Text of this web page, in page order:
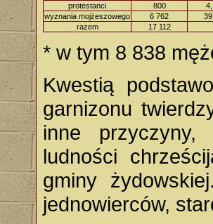
protestanci
800
wyznania mojżeszowego
6 762
razem
17 112
* w tym 8 838
Kwestią
garnizonu
inne
ludności
gminy
jednowierców,